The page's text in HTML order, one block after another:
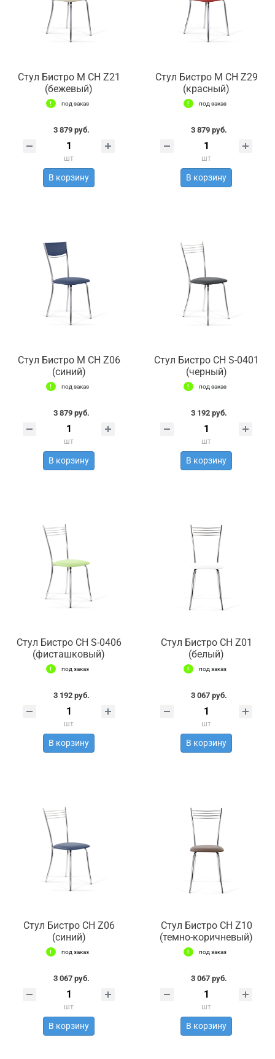
Стул Бистро М СН Z21
(бежевый)
под заказ
3 879 руб.
шт
В корзину
Стул Бистро М СН Z29
(красный)
под заказ
3 879 руб.
шт
В корзину
Стул Бистро М СН Z06
(синий)
под заказ
3 879 руб.
шт
В корзину
Стул Бистро СН S-0401
(черный)
под заказ
3 192 руб.
шт
В корзину
Стул Бистро СН S-0406
(фисташковый)
под заказ
3 192 руб.
шт
В корзину
Стул Бистро СН Z01
(белый)
под заказ
3 067 руб.
шт
В корзину
Стул Бистро СН Z06
(синий)
под заказ
3 067 руб.
шт
В корзину
Стул Бистро СН Z10
(темно-коричневый)
под заказ
3 067 руб.
шт
В корзину